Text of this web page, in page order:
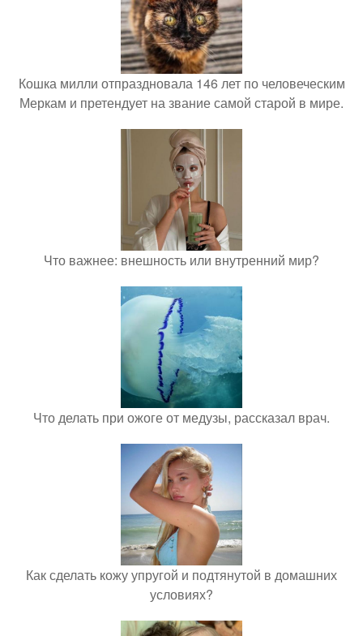
Кошка милли отпраздновала 146 лет по человеческим
Меркам и претендует на звание самой старой в мире.
Что важнее: внешность или внутренний мир?
Что делать при ожоге от медузы, рассказал врач.
Как сделать кожу упругой и подтянутой в домашних
условиях?